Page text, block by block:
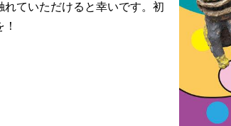
ていただけると幸いです。初